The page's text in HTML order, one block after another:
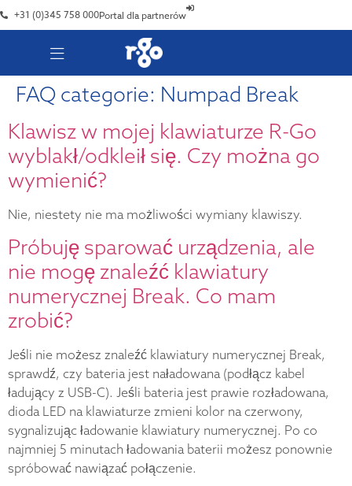
+31 (0)345 758 000Portal dla partnerów
FAQ categorie: Numpad Break
Klawisz w mojej klawiaturze R-Go
wyblakł/odkleił się. Czy można go
wymienić?
Nie, niestety nie ma możliwości wymiany klawiszy.
Próbuję sparować urządzenia, ale
nie mogę znaleźć klawiatury
numerycznej Break. Co mam
zrobić?
Jeśli nie możesz znaleźć klawiatury numerycznej Break,
sprawdź, czy bateria jest naładowana (podłącz kabel
ładujący z USB-C). Jeśli bateria jest prawie rozładowana,
dioda LED na klawiaturze zmieni kolor na czerwony,
sygnalizując ładowanie klawiatury numerycznej. Po co
najmniej 5 minutach ładowania baterii możesz ponownie
spróbować nawiązać połączenie.